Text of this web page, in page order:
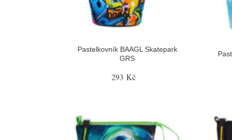
Pastelkovník BAAGL Skatepark
GRS
293 Kč